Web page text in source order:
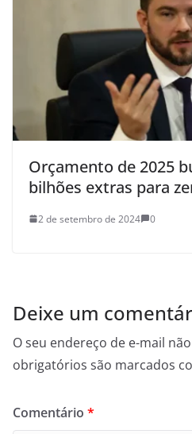
Orçamento de 2025
bilhões extras para
2 de setembro de 2024 0
Deixe um
O seu endereço de e-mail
obrigatórios são marcados
Comentário *